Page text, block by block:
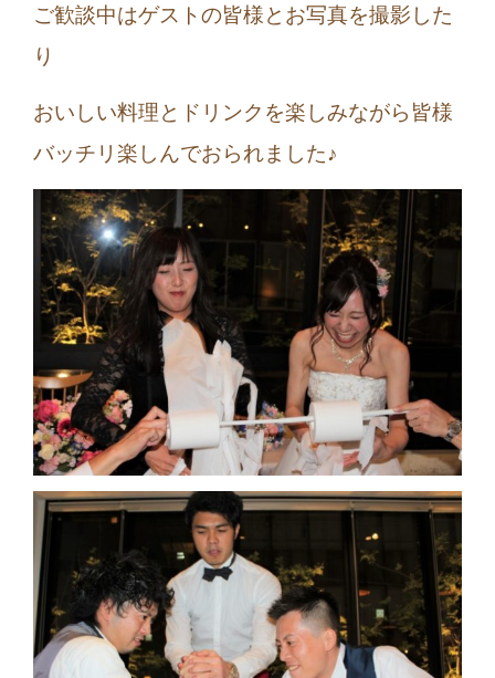
ご歓談中はゲストの皆様とお写真を撮影した
り
おいしい料理とドリンクを楽しみながら皆様
バッチリ楽しんでおられました♪